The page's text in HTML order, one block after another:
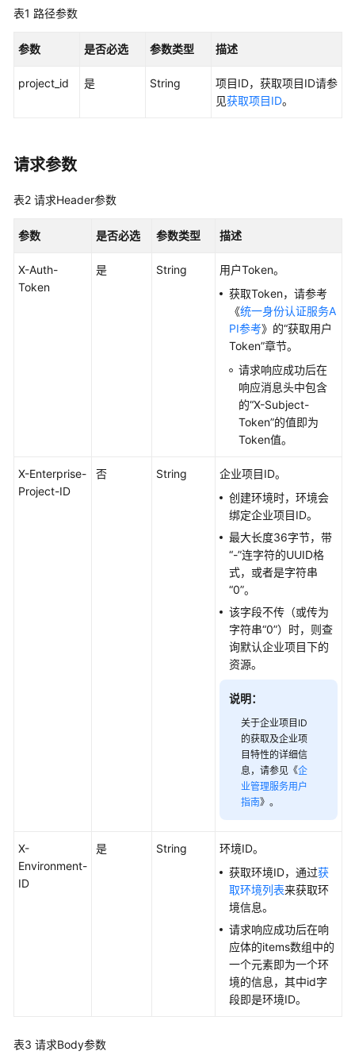
践
API
考
前
读
览
境
表1 路径参数
参数 是否必选 参数类型 描述
project_id 是 String
项目ID，获取项目ID请参
见获取项目ID。
请求参数
表2 请求Header参数
参数 是否必选 参数类型 描述
X-Auth-
Token
是 String
用户Token。
获取Token，请参考
《统一身份认证服务A
PI参考》的“获取用户
Token”章节。
请求响应成功后在
响应消息头中包含
的“X-Subject-
Token”的值即为
Token值。
X-Enterprise-
Project-ID
否 String
企业项目ID。
创建环境时，环境会
绑定企业项目ID。
最大长度36字节，带
“-”连字符的UUID格
式，或者是字符串
“0”。
该字段不传（或传为
字符串“0”）时，则查
询默认企业项目下的
资源。
说明：
关于企业项目ID
的获取及企业项
目特性的详细信
息，请参见《企
业管理服务用户
指南》。
X-
Environment-
ID
是 String
环境ID。
获取环境ID，通过获
取环境列表来获取环
境信息。
请求响应成功后在响
应体的items数组中的
一个元素即为一个环
境的信息，其中id字
段即是环境ID。
表3 请求Body参数